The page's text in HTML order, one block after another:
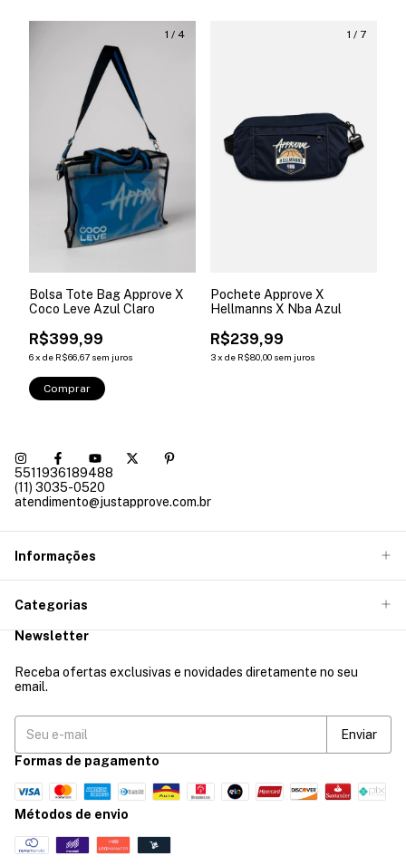
1 / 4
Bolsa Tote Bag Approve X
Coco Leve Azul Claro
R$399,99
6x de R$66,67 sem juros
Comprar
1 / 7
Pochete Approve X
Hellmanns X Nba Azul
R$239,99
3x de R$80,00 sem juros
5511936189488
(11) 3035-0520
atendimento@justapprove.com.br
Informações
Categorias
Newsletter
Receba ofertas exclusivas e novidades diretamente no seu
email.
Formas de pagamento
Métodos de envio